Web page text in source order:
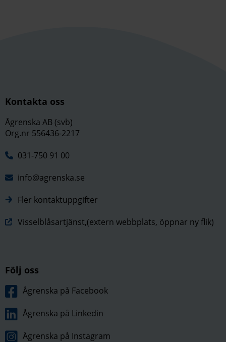
Kontakta oss
Ågrenska AB (svb)
Org.nr 556436-2217
031-750 91 00
info@agrenska.se
Fler kontaktuppgifter
Visselblåsartjänst,(extern webbplats, öppnar ny flik)
Följ oss
Ågrenska på Facebook
Ågrenska på Linkedin
Ågrenska på Instagram